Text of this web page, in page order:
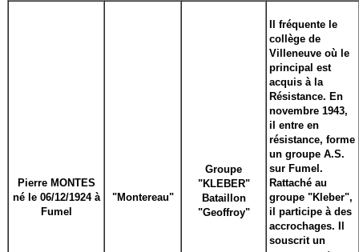
Pierre MONTES
né le 06/12/1924 à
Fumel
"Montereau"
Groupe
"KLEBER"
Bataillon
"Geoffroy"
Il fréquente le
collège de
Villeneuve où le
principal est
acquis à la
Résistance. En
novembre 1943,
il entre en
résistance, forme
un groupe A.S.
sur Fumel.
Rattaché au
groupe "Kleber",
il participe à des
accrochages. Il
souscrit un